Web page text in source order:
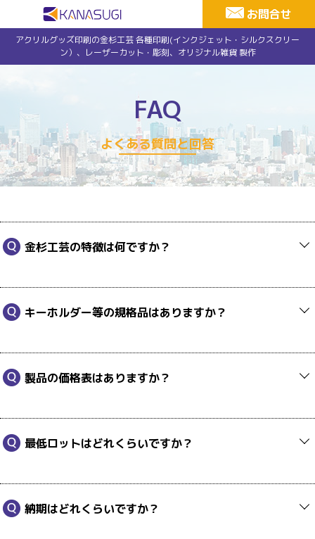
お問合せ
アクリルグッズ印刷の金杉工芸 各種印刷(インクジェット・シルクスクリー
ン）、レーザーカット・彫刻、オリジナル雑貨 製作
FAQ
よくある質問と回答
金杉工芸の特徴は何ですか？
キーホルダー等の規格品はありますか？
製品の価格表はありますか？
最低ロットはどれくらいですか？
納期はどれくらいですか？